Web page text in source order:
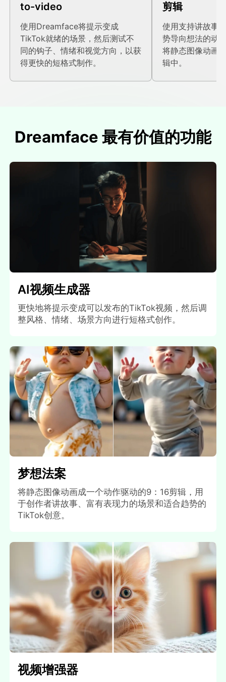
to-video
使用Dreamface将提示变成
TikTok就绪的场景，然后测试不
同的钩子、情绪和视觉方向，以获
得更快的短格式制作。
剪辑
使用支持讲故事
势导向想法的动
将静态图像动画
辑中。
Dreamface 最有价值的功能
AI视频生成器
更快地将提示变成可以发布的TikTok视频，然后调
整风格、情绪、场景方向进行短格式创作。
梦想法案
将静态图像动画成一个动作驱动的9：16剪辑，用
于创作者讲故事、富有表现力的场景和适合趋势的
TikTok创意。
视频增强器